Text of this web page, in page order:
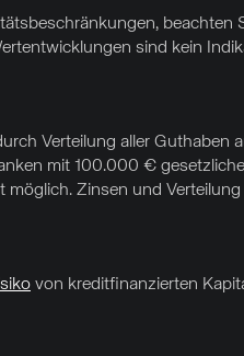
beachten
sind kein
Verteilung aller Guthaben
mit 100.000 €
Zinsen und
von kreditfinanzierten